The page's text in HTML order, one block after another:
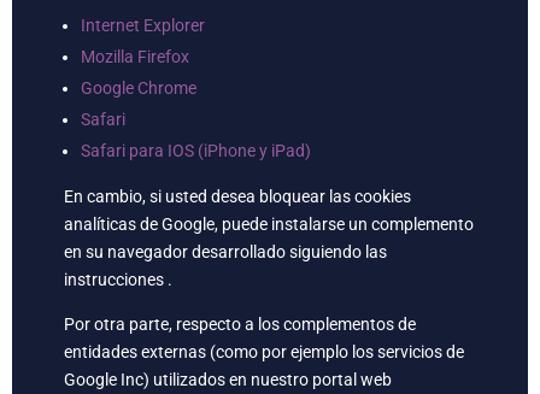
Internet Explorer
Mozilla Firefox
Google Chrome
Safari
Safari para IOS (iPhone y iPad)
En cambio, si usted desea bloquear las cookies
analíticas de Google, puede instalarse un complemento
en su navegador desarrollado siguiendo las
instrucciones .
Por otra parte, respecto a los complementos de
entidades externas (como por ejemplo los servicios de
Google Inc) utilizados en nuestro portal web